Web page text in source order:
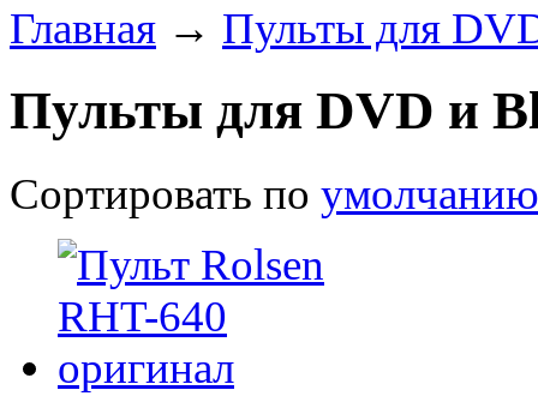
Главная → Пульты для
Пульты для DVD и
Сортировать по умолчанию